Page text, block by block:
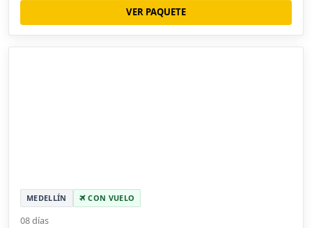
VER PAQUETE
MEDELLÍN CON VUELO
08 días